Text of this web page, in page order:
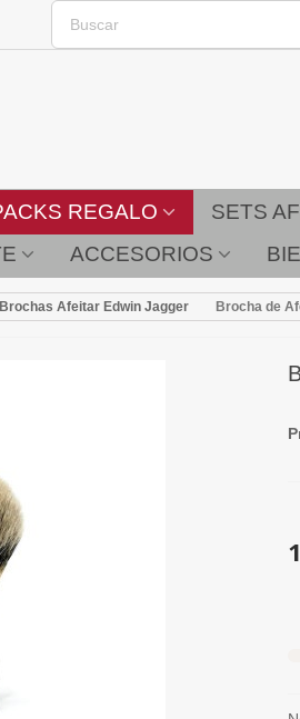
REGALO SETS
ACCESORIOS
Brochas Afeitar Edwin Jagger Brocha de